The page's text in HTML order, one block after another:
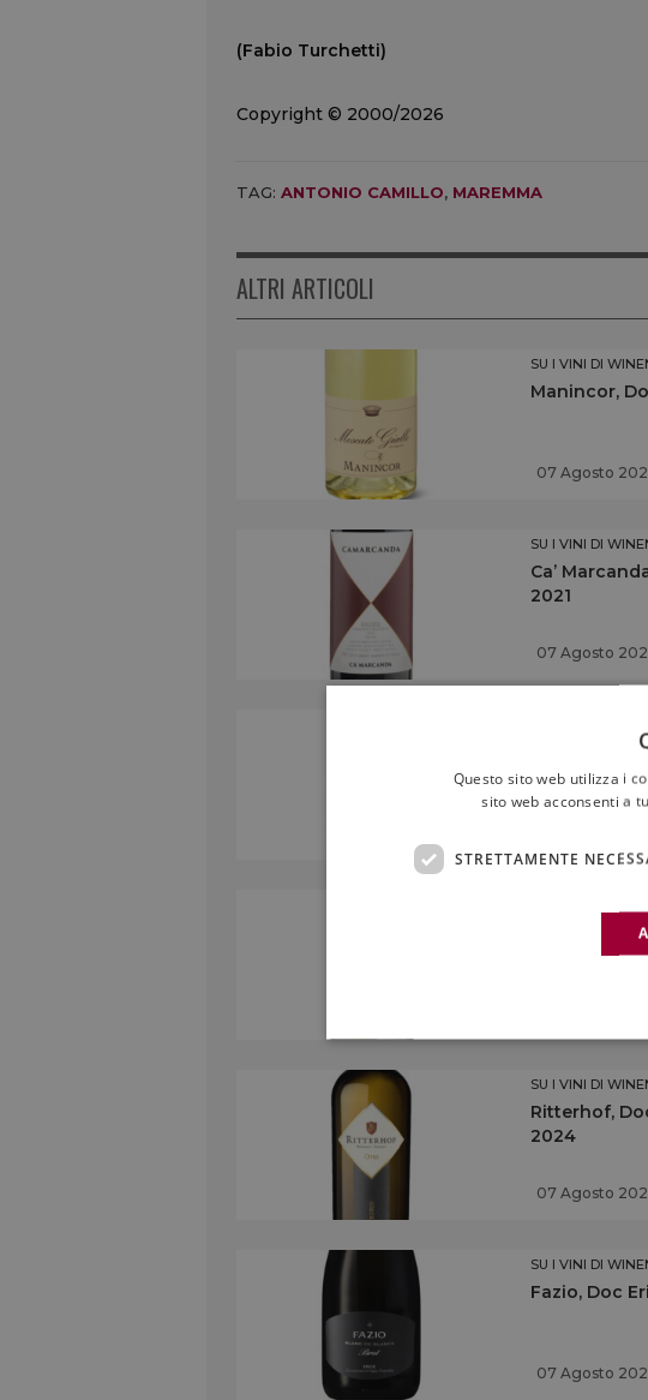
(Fabio Turchetti)
Copyright © 2000/2026
TAG: ANTONIO CAMILLO, MAREMMA
ALTRI ARTICOLI
SU I VINI DI
Manincor,
07 Agosto
SU I VINI DI
Ca’
2021
07 Agosto
Altemasi,
Longa 2024
SU I VINI DI
Ritterhof,
2024
07 Agosto
SU I VINI DI
Fazio, Doc
07 Agosto
Questo sito web utilizza i
sito web acconsenti a
STRETTAMENTE